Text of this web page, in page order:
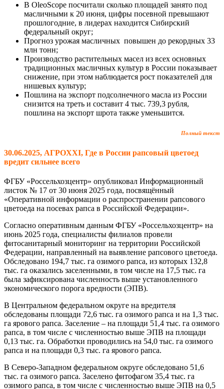
В OleoScope посчитали сколько площадей занято под
масличными к 20 июня, цифры посевной превышают
прошлогодние, в лидерах находится Сибирский
федеральный округ;
Прогноз урожая масличных повышен до рекордных 33
млн тонн;
Производство растительных масел из всех основных
традиционных масличных культур в России показывает
снижение, при этом наблюдается рост показателей для
нишевых культур;
Пошлина на экспорт подсолнечного масла из России
снизится на треть и составит 4 тыс. 739,3 рубля,
пошлина на экспорт шрота также уменьшится.
Полный текст
30.06.2025, АГРОXXI, Где в России рапсовый цветоед
вредит сильнее всего
ФГБУ «Россельхозцентр» опубликовал Информационный
листок № 17 от 30 июня 2025 года, посвящённый
«Оперативной информации о распространении рапсового
цветоеда на посевах рапса в Российской Федерации».
Согласно оперативным данным ФГБУ «Россельхозцентр» на
июнь 2025 года, специалисты филиалов провели
фитосанитарный мониторинг на территории Российской
Федерации, направленный на выявление рапсового цветоеда.
Обследовано 194,7 тыс. га озимого рапса, из которых 132,8
тыс. га оказались заселенными, в том числе на 17,5 тыс. га
была зафиксирована численность выше установленного
экономического порога вредности (ЭПВ).
В Центральном федеральном округе на вредителя
обследованы площади 72,6 тыс. га озимого рапса и на 1,3 тыс.
га ярового рапса. Заселение – на площади 51,4 тыс. га озимого
рапса, в том числе с численностью выше ЭПВ на площади
0,13 тыс. га. Обработки проводились на 54,0 тыс. га озимого
рапса и на площади 0,3 тыс. га ярового рапса.
В Северо-Западном федеральном округе обследовано 51,6
тыс. га озимого рапса. Заселено фитофагом 35,4 тыс. га
озимого рапса, в том числе с численностью выше ЭПВ на 0,5